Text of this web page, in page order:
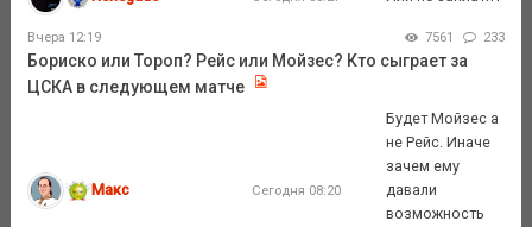
Вчера 12:19 7561 233
Бориско или Тороп? Рейс или Мойзес? Кто сыграет за
ЦСКА в следующем матче
Макс Сегодня 08:20
Будет Мойзес а
не Рейс. Иначе
зачем ему
давали
возможность